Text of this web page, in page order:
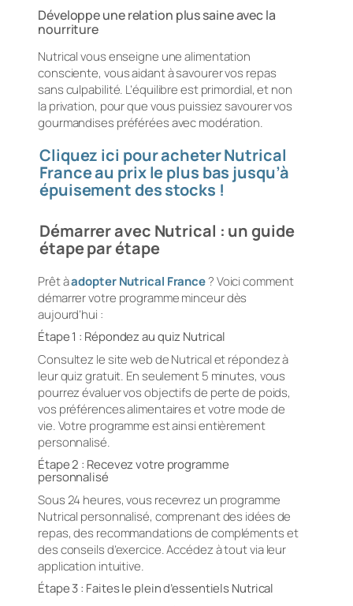
Développe une relation plus saine avec la
nourriture
Nutrical vous enseigne une alimentation
consciente, vous aidant à savourer vos repas
sans culpabilité. L’équilibre est primordial, et non
la privation, pour que vous puissiez savourer vos
gourmandises préférées avec modération.
Cliquez ici pour acheter Nutrical
France au prix le plus bas jusqu’à
épuisement des stocks !
Démarrer avec Nutrical : un guide
étape par étape
Prêt àadopter Nutrical France? Voici comment
démarrer votre programme minceur dès
aujourd’hui :
Étape 1 : Répondez au quiz Nutrical
Consultez le site web de Nutrical et répondez à
leur quiz gratuit. En seulement 5 minutes, vous
pourrez évaluer vos objectifs de perte de poids,
vos préférences alimentaires et votre mode de
vie. Votre programme est ainsi entièrement
personnalisé.
Étape 2 : Recevez votre programme
personnalisé
Sous 24 heures, vous recevrez un programme
Nutrical personnalisé, comprenant des idées de
repas, des recommandations de compléments et
des conseils d’exercice. Accédez à tout via leur
application intuitive.
Étape 3 : Faites le plein d’essentiels Nutrical